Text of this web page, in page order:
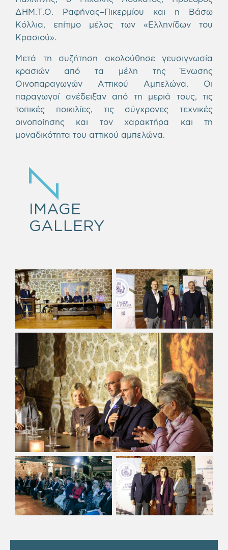
ΔΗΜ.Τ.Ο. Ραφήνας–Πικερμίου και η Βάσω
Κόλλια, επίτιμο μέλος των «Ελληνίδων του
Κρασιού».
Μετά τη συζήτηση ακολούθησε γευσιγνωσία
κρασιών από τα μέλη της Ένωσης
Οινοπαραγωγών Αττικού Αμπελώνα. Οι
παραγωγοί ανέδειξαν από τη μεριά τους, τις
τοπικές ποικιλίες, τις σύγχρονες τεχνικές
οινοποίησης και τον χαρακτήρα και τη
μοναδικότητα του αττικού αμπελώνα.
IMAGE
GALLERY